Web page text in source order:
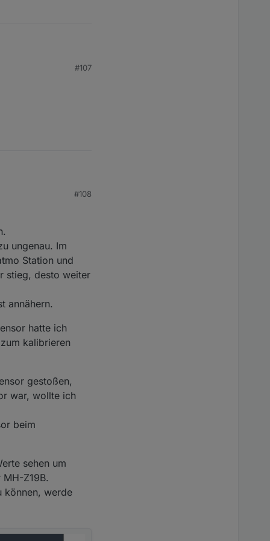
#107
2000ppm. #108
ungenau. Im
Station und
stieg, desto weiter
annähern.
hatte ich
kalibrieren
gestoßen,
war, wollte ich
beim
sehen um
Z19B.
können, werde